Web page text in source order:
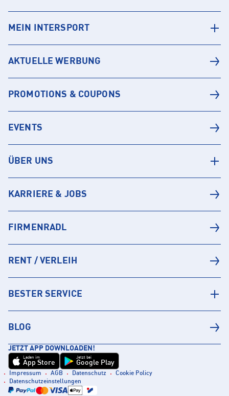
MEIN INTERSPORT
AKTUELLE WERBUNG
PROMOTIONS & COUPONS
EVENTS
ÜBER UNS
KARRIERE & JOBS
FIRMENRADL
RENT / VERLEIH
BESTER SERVICE
BLOG
JETZT APP DOWNLOADEN!
Laden im
App Store
Jetzt bei
Google Play
Impressum AGB Datenschutz
Cookie Policy
Datenschutzeinstellungen